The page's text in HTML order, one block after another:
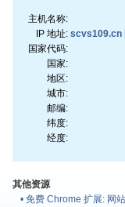
主机名称:
IP 地址: scvs109.cn
国家代码:
国家:
地区:
城市:
邮编:
纬度:
经度:
其他资源
• 免费 Chrome 扩展: 网